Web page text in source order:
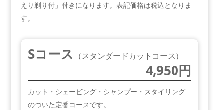
えり剃り付」付きになります。表記価格は税込となりま
す。
Sコース （スタンダードカットコース）
4,950円
カット・シェービング・シャンプー・スタイリング
のついた定番コースです。